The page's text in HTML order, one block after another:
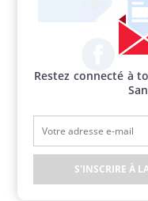
Facebook
Restez connecté à
S'INSCRIRE À